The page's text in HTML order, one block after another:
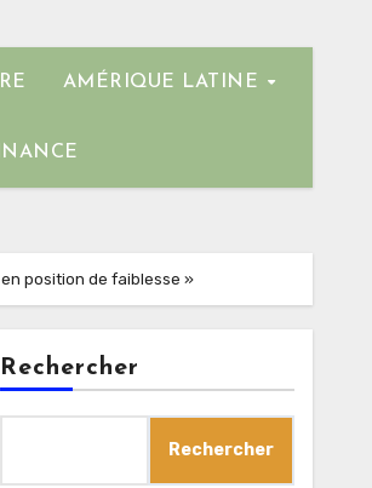
AMÉRIQUE LATINE
en position de faiblesse »
Rechercher
Rechercher